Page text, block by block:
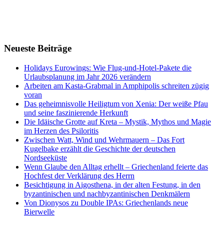
Neueste Beiträge
Holidays Eurowings: Wie Flug-und-Hotel-Pakete die
Urlaubsplanung im Jahr 2026 verändern
Arbeiten am Kasta-Grabmal in Amphipolis schreiten zügig
voran
Das geheimnisvolle Heiligtum von Xenia: Der weiße Pfau
und seine faszinierende Herkunft
Die Idäische Grotte auf Kreta – Mystik, Mythos und Magie
im Herzen des Psiloritis
Zwischen Watt, Wind und Wehrmauern – Das Fort
Kugelbake erzählt die Geschichte der deutschen
Nordseeküste
Wenn Glaube den Alltag erhellt – Griechenland feierte das
Hochfest der Verklärung des Herrn
Besichtigung in Aigosthena, in der alten Festung, in den
byzantinischen und nachbyzantinischen Denkmälern
Von Dionysos zu Double IPAs: Griechenlands neue
Bierwelle